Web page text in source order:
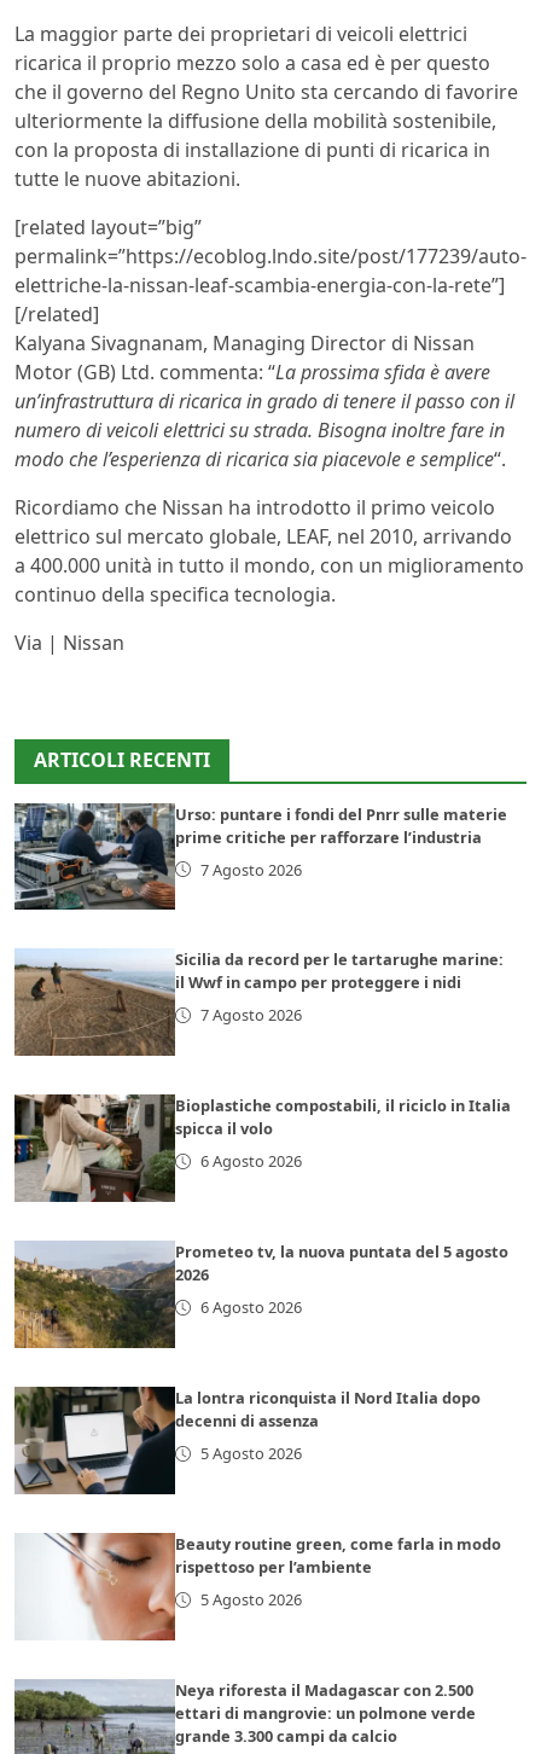
La maggior parte dei proprietari di veicoli elettrici
ricarica il proprio mezzo solo a casa ed è per questo
che il governo del Regno Unito sta cercando di favorire
ulteriormente la diffusione della mobilità sostenibile,
con la proposta di installazione di punti di ricarica in
tutte le nuove abitazioni.
[related layout=”big”
permalink=”https://ecoblog.lndo.site/post/177239/auto-
elettriche-la-nissan-leaf-scambia-energia-con-la-rete”]
[/related]
Kalyana Sivagnanam, Managing Director di Nissan
Motor (GB) Ltd. commenta: “La prossima sfida è avere
un’infrastruttura di ricarica in grado di tenere il passo con il
numero di veicoli elettrici su strada. Bisogna inoltre fare in
modo che l’esperienza di ricarica sia piacevole e semplice“.
Ricordiamo che Nissan ha introdotto il primo veicolo
elettrico sul mercato globale, LEAF, nel 2010, arrivando
a 400.000 unità in tutto il mondo, con un miglioramento
continuo della specifica tecnologia.
Via | Nissan
ARTICOLI RECENTI
Urso: puntare i fondi del Pnrr sulle materie
prime critiche per rafforzare l’industria
7 Agosto 2026
Sicilia da record per le tartarughe marine:
il Wwf in campo per proteggere i nidi
7 Agosto 2026
Bioplastiche compostabili, il riciclo in Italia
spicca il volo
6 Agosto 2026
Prometeo tv, la nuova puntata del 5 agosto
2026
6 Agosto 2026
La lontra riconquista il Nord Italia dopo
decenni di assenza
5 Agosto 2026
Beauty routine green, come farla in modo
rispettoso per l’ambiente
5 Agosto 2026
Neya riforesta il Madagascar con 2.500
ettari di mangrovie: un polmone verde
grande 3.300 campi da calcio